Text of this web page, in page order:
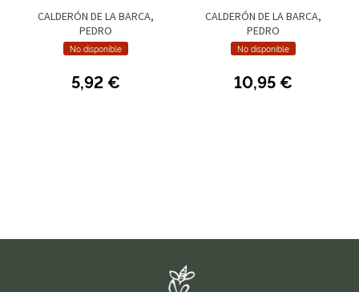
CALDERÓN DE LA BARCA,
PEDRO
No disponible
5,92 €
CALDERÓN DE LA BARCA,
PEDRO
No disponible
10,95 €